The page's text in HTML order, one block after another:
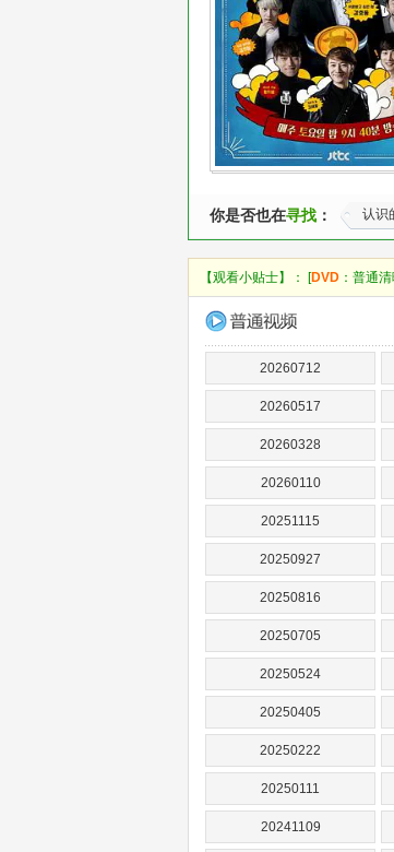
你是否也在寻找 ： 认识
【观看小贴士】： [DVD ：普通
20260712
20260517
20260328
20260110
20251115
20250927
20250816
20250705
20250524
20250405
20250222
20250111
20241109